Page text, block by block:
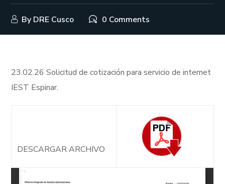
By DRE Cusco 0 Comments
23.02.26 Solicitud de cotización para servicio de internet
IEST Espinar.
DESCARGAR ARCHIVO